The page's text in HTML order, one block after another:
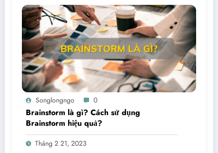
Songlongngo 0
Brainstorm là gì? Cách sử dụng
Brainstorm hiệu quả?
Tháng 2 21, 2023